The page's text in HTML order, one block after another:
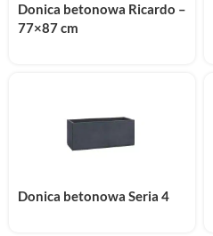
Donica betonowa Ricardo –
77×87 cm
Donica betonowa Seria 4